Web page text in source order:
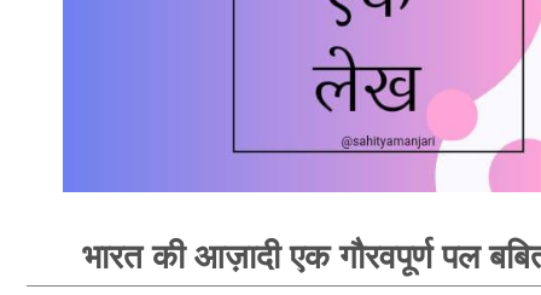
भारत की आज़ादी एक गौरवपूर्ण पल